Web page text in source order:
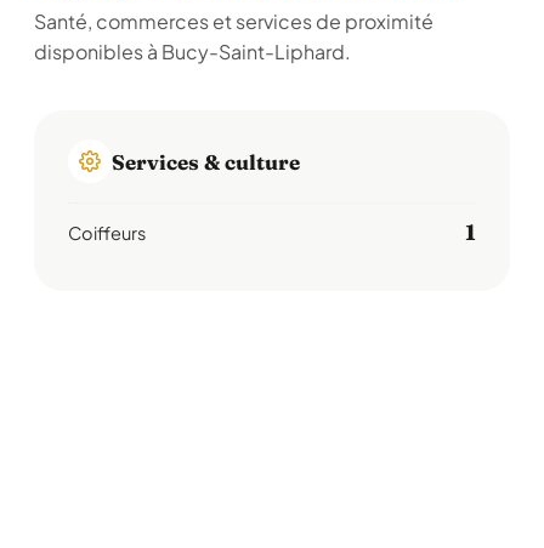
Santé, commerces et services de proximité
disponibles à Bucy-Saint-Liphard.
Services & culture
Coiffeurs 1